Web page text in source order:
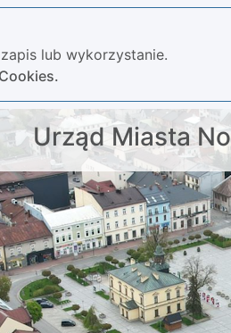
lub wykorzystanie.
Urząd Miasta